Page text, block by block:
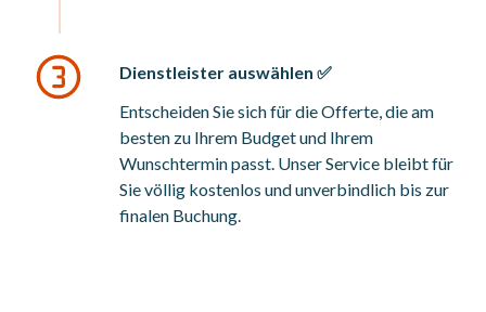
Dienstleister auswählen ✅
Entscheiden Sie sich für die Offerte, die am
besten zu Ihrem Budget und Ihrem
Wunschtermin passt. Unser Service bleibt für
Sie völlig kostenlos und unverbindlich bis zur
finalen Buchung.